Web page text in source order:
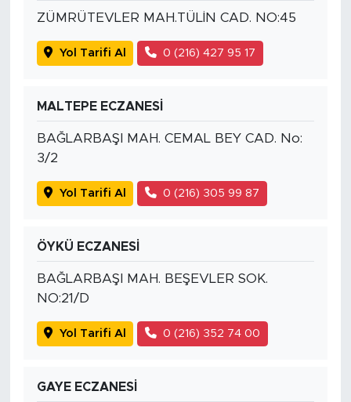
ZÜMRÜTEVLER MAH.TÜLİN CAD. NO:45
Yol Tarifi Al 0 (216) 427 95 17
MALTEPE ECZANESİ
BAĞLARBAŞI MAH. CEMAL BEY CAD. No:
3/2
Yol Tarifi Al 0 (216) 305 99 87
ÖYKÜ ECZANESİ
BAĞLARBAŞI MAH. BEŞEVLER SOK.
NO:21/D
Yol Tarifi Al 0 (216) 352 74 00
GAYE ECZANESİ